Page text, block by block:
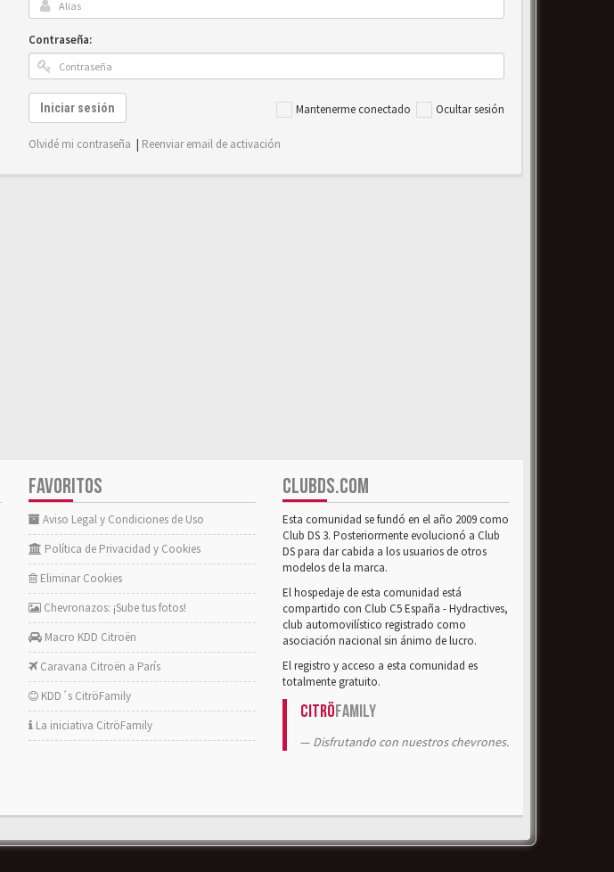
Contraseña:
Mantenerme conectado Ocultar sesión
Iniciar sesión
Olvidé mi contraseña | Reenviar email de activación
FAVORITOS
Aviso Legal y Condiciones de Uso
Política de Privacidad y Cookies
Eliminar Cookies
Chevronazos: ¡Sube tus fotos!
Macro KDD Citroën
Caravana Citroën a París
KDD´s CitröFamily
La iniciativa CitröFamily
CLUBDS.COM
Esta comunidad se fundó en el año 2009 como
Club DS 3. Posteriormente evolucionó a Club
DS para dar cabida a los usuarios de otros
modelos de la marca.
El hospedaje de esta comunidad está
compartido con Club C5 España - Hydractives,
club automovilístico registrado como
asociación nacional sin ánimo de lucro.
El registro y acceso a esta comunidad es
totalmente gratuito.
CitröFamily
Disfrutando con nuestros chevrones.